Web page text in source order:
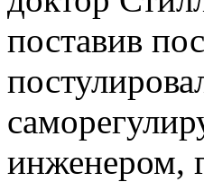
поставив
инженером,